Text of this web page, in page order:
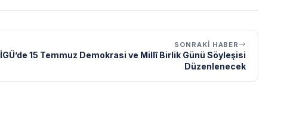
SONRAKI HABER
İGÜ’de 15 Temmuz Demokrasi ve Millî Birlik Günü Söyleşisi
Düzenlenecek